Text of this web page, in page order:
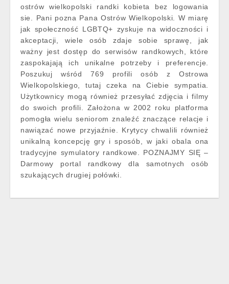
ostrów wielkopolski randki kobieta bez logowania
sie. Pani pozna Pana Ostrów Wielkopolski. W miarę
jak społeczność LGBTQ+ zyskuje na widoczności i
akceptacji, wiele osób zdaje sobie sprawę, jak
ważny jest dostęp do serwisów randkowych, które
zaspokajają ich unikalne potrzeby i preferencje.
Poszukuj wśród 769 profili osób z Ostrowa
Wielkopolskiego, tutaj czeka na Ciebie sympatia.
Użytkownicy mogą również przesyłać zdjęcia i filmy
do swoich profili. Założona w 2002 roku platforma
pomogła wielu seniorom znaleźć znaczące relacje i
nawiązać nowe przyjaźnie. Krytycy chwalili również
unikalną koncepcję gry i sposób, w jaki obala ona
tradycyjne symulatory randkowe. POZNAJMY SIĘ –
Darmowy portal randkowy dla samotnych osób
szukających drugiej połówki.